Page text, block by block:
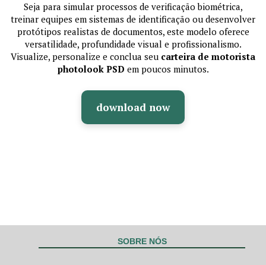
Seja para simular processos de verificação biométrica,
treinar equipes em sistemas de identificação ou desenvolver
protótipos realistas de documentos, este modelo oferece
versatilidade, profundidade visual e profissionalismo.
Visualize, personalize e conclua seu carteira de motorista
photolook PSD em poucos minutos.
download now
SOBRE NÓS